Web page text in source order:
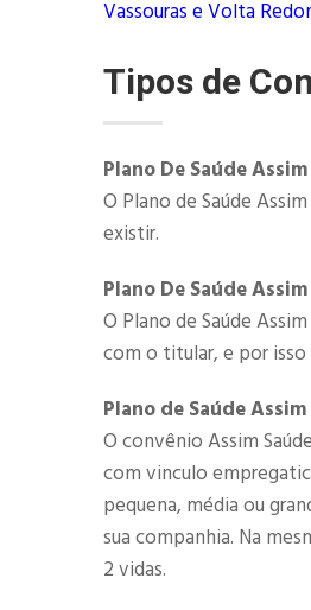
Vassouras e Volta
Tipos de
Plano De Saúde
O Plano de Saúde
existir.
Plano De Saúde
O Plano de Saúde
com o titular, e por
Plano de Saúde
O convênio Assim
com vinculo
pequena, média ou
sua companhia. Na
2 vidas.​